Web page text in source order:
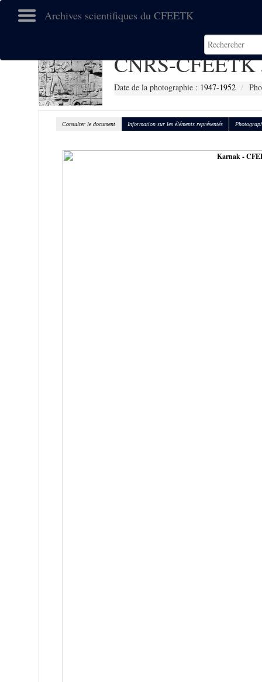
Archives scientifiques du CFEETK
CNRS-CFEETK
Date de la photographie : 1947-1952
Consulter le document Information sur les éléments représentés